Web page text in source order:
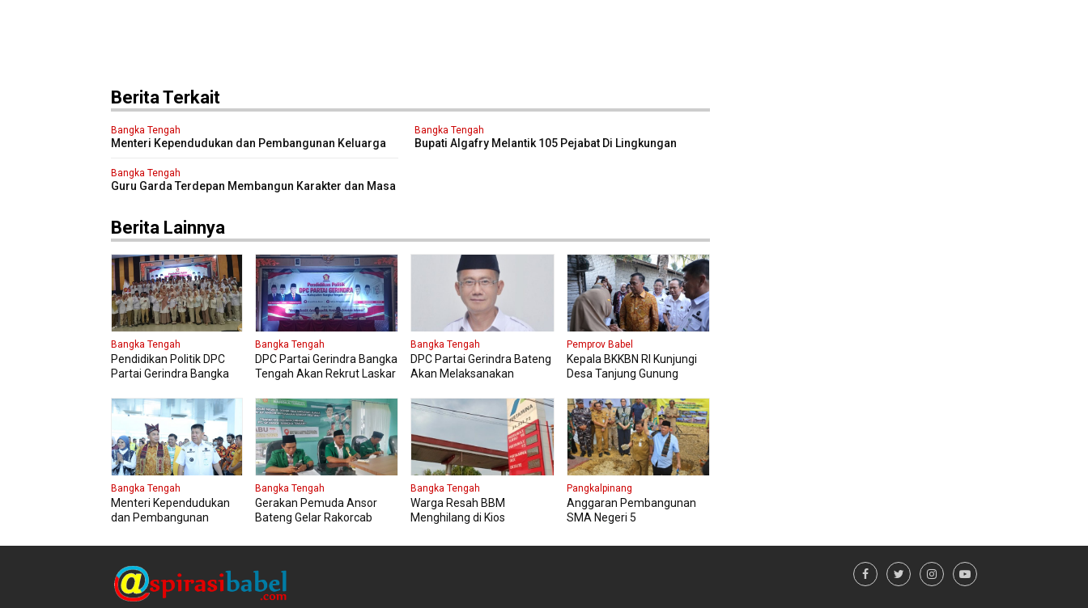
Berita Terkait
Bangka Tengah
Menteri Kependudukan dan Pembangunan Keluarga
Bangka Tengah
Bupati Algafry Melantik 105 Pejabat Di Lingkungan
Bangka Tengah
Guru Garda Terdepan Membangun Karakter dan Masa
Berita Lainnya
Bangka Tengah
Pendidikan Politik DPC
Partai Gerindra Bangka
Peserta
Bangka Tengah
DPC Partai Gerindra Bangka
Tengah Akan Rekrut Laskar
Laskar
Bangka Tengah
DPC Partai Gerindra Bateng
Akan Melaksanakan
Pemprov Babel
Kepala BKKBN RI Kunjungi
Desa Tanjung Gunung
Rumah Layak Huni
Bangka Tengah
Menteri Kependudukan
dan Pembangunan
Bangka Tengah
Bangka Tengah
Gerakan Pemuda Ansor
Bateng Gelar Rakorcab
Bangka Tengah
Warga Resah BBM
Menghilang di Kios
Di SPBU Berok
Pangkalpinang
Anggaran Pembangunan
SMA Negeri 5
APBN